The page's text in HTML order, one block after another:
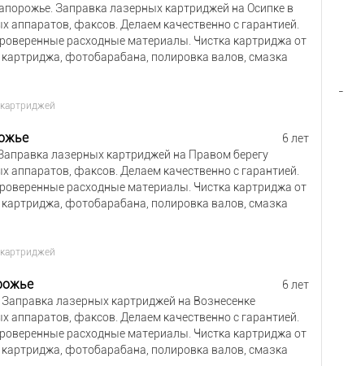
Заправка лазерных картриджей на Осипке в
факсов. Делаем качественно с гарантией.
расходные материалы. Чистка картриджа от
фотобарабана, полировка валов, смазка
6 лет
лазерных картриджей на Правом берегу
факсов. Делаем качественно с гарантией.
расходные материалы. Чистка картриджа от
фотобарабана, полировка валов, смазка
6 лет
лазерных картриджей на Вознесенке
факсов. Делаем качественно с гарантией.
расходные материалы. Чистка картриджа от
фотобарабана, полировка валов, смазка
-